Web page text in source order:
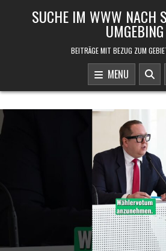
SUCHE IM WWW NACH
UMGEBING
BEITRÄGE MIT BEZUG ZUM
MENU